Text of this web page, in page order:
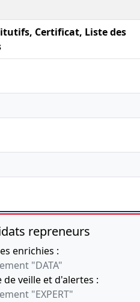
Certificat, Liste des
repreneurs
enrichies :
"DATA"
de veille et d'alertes :
"EXPERT"